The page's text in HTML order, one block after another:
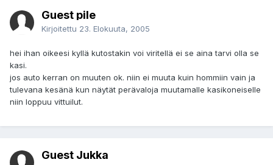
Guest pile
Kirjoitettu 23. Elokuuta, 2005
hei ihan oikeesi kyllä kutostakin voi viritellä ei se aina tarvi olla se
kasi.
jos auto kerran on muuten ok. niin ei muuta kuin hommiin vain ja
tulevana kesänä kun näytät perävaloja muutamalle kasikoneiselle
niin loppuu vittuilut.
Guest Jukka